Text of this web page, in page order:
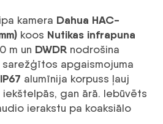
kamera Dahua HAC-
koos Nutikas infrapuna
m un DWDRnodrošina
apgaismojuma
IP67 alumīnija korpuss ļauj
gan ārā. Iebūvēts
ierakstu pa koaksiālo